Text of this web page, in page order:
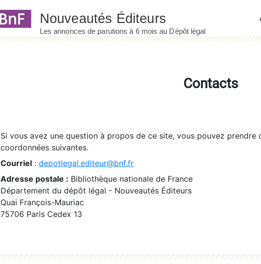
Contacts
Si vous avez une question à propos de ce site, vous pouvez prendre
coordonnées suivantes.
Courriel : depotlegal.editeur@bnf.fr
Adresse postale : Bibliothèque nationale de France
Département du dépôt légal - Nouveautés Éditeurs
Quai François-Mauriac
75706 Paris Cedex 13